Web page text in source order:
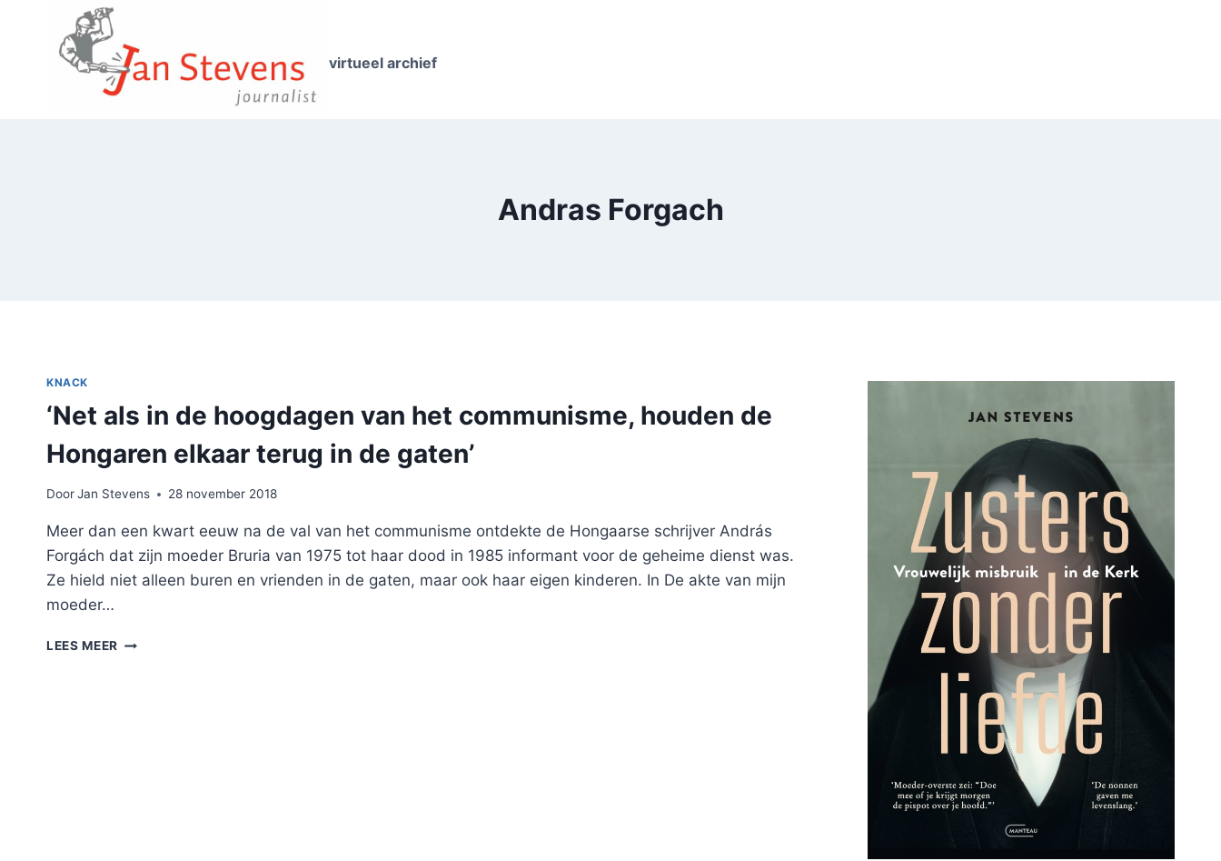
virtueel archief
Andras Forgach
KNACK
‘Net als in de hoogdagen van het communisme, houden de
Hongaren elkaar terug in de gaten’
DoorJan Stevens 28 november 2018
Meer dan een kwart eeuw na de val van het communisme ontdekte de Hongaarse schrijver András
Forgách dat zijn moeder Bruria van 1975 tot haar dood in 1985 informant voor de geheime dienst was.
Ze hield niet alleen buren en vrienden in de gaten, maar ook haar eigen kinderen. In De akte van mijn
moeder…
LEES MEER ‘NET